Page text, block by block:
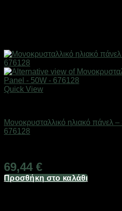
Quick View
Μονοκρυσταλλικό ηλιακό πάνελ
676128
69,44 €
Προσθήκη στο καλάθι